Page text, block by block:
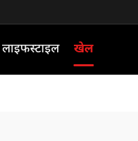
लाइफस्टाइल खेल